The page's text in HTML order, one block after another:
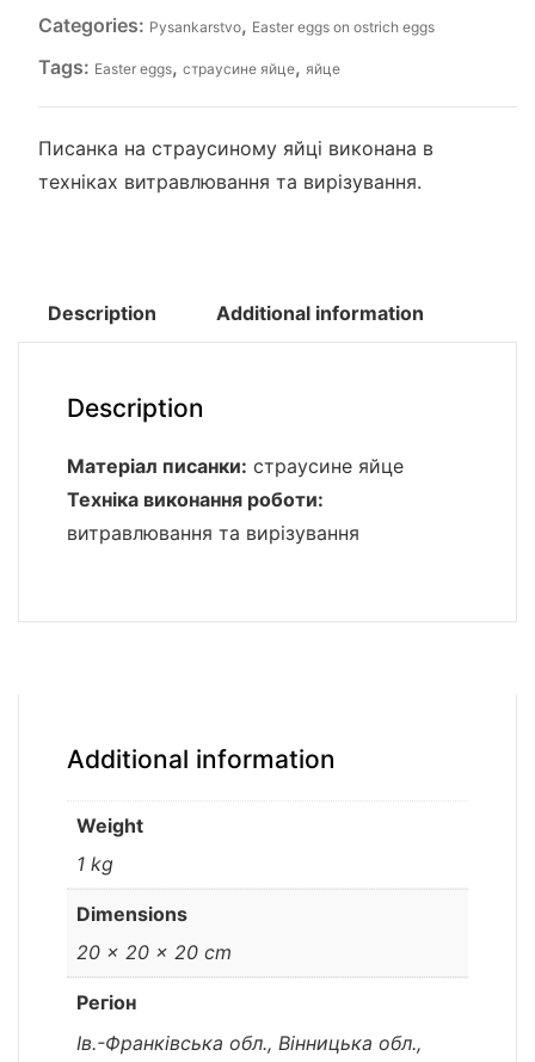
Categories: Pysankarstvo, Easter eggs on ostrich eggs
Tags: Easter eggs, страусине яйце, яйце
Писанка на страусиному яйці виконана в
техніках витравлювання та вирізування.
Description Additional information
Description
Матеріал писанки: страусине яйце
Техніка виконання роботи:
витравлювання та вирізування
Additional information
Weight
1 kg
Dimensions
20 × 20 × 20 cm
Регіон
Ів.-Франківська обл., Вінницька обл.,